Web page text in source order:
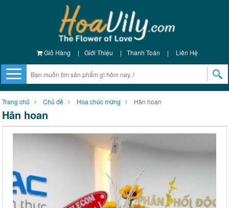
Giỏ Hàng | Giới Thiệu | Thanh Toán | Liên Hệ
Trang chủ Chủ đề Hoa chúc mừng Hân hoan
Hân hoan